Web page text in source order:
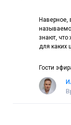
Наверное,
знают, что
для каких
Гости